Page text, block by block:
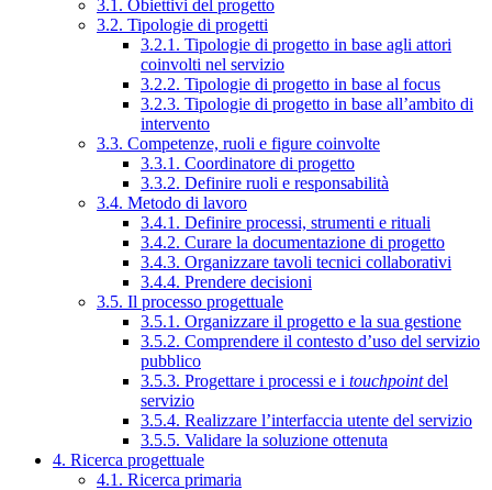
3.1. Obiettivi del progetto
3.2. Tipologie di progetti
3.2.1. Tipologie di progetto in base agli attori
coinvolti nel servizio
3.2.2. Tipologie di progetto in base al focus
3.2.3. Tipologie di progetto in base all’ambito di
intervento
3.3. Competenze, ruoli e figure coinvolte
3.3.1. Coordinatore di progetto
3.3.2. Definire ruoli e responsabilità
3.4. Metodo di lavoro
3.4.1. Definire processi, strumenti e rituali
3.4.2. Curare la documentazione di progetto
3.4.3. Organizzare tavoli tecnici collaborativi
3.4.4. Prendere decisioni
3.5. Il processo progettuale
3.5.1. Organizzare il progetto e la sua gestione
3.5.2. Comprendere il contesto d’uso del servizio
pubblico
3.5.3. Progettare i processi e i touchpointdel
servizio
3.5.4. Realizzare l’interfaccia utente del servizio
3.5.5. Validare la soluzione ottenuta
4. Ricerca progettuale
4.1. Ricerca primaria